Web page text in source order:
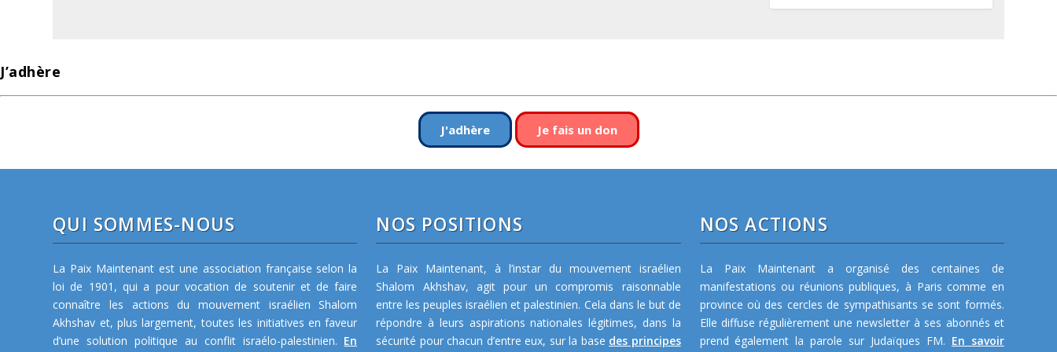
J’adhère
J'adhère Je fais un don
QUI SOMMES-NOUS
La Paix Maintenant est une association française selon la
loi de 1901, qui a pour vocation de soutenir et de faire
connaître les actions du mouvement israélien Shalom
Akhshav et, plus largement, toutes les initiatives en faveur
d’une solution politique au conflit israélo-palestinien. En
NOS POSITIONS
La Paix Maintenant, à l’instar du mouvement israélien
Shalom Akhshav, agit pour un compromis raisonnable
entre les peuples israélien et palestinien. Cela dans le but de
répondre à leurs aspirations nationales légitimes, dans la
sécurité pour chacun d’entre eux, sur la base des principes
NOS ACTIONS
La Paix Maintenant a organisé des centaines de
manifestations ou réunions publiques, à Paris comme en
province où des cercles de sympathisants se sont formés.
Elle diffuse régulièrement une newsletter à ses abonnés et
prend également la parole sur Judaïques FM. En savoir